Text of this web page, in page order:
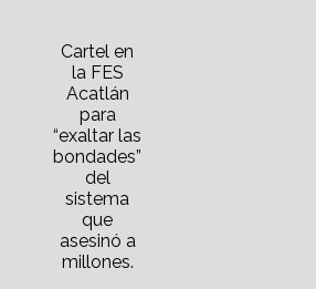
Cartel en
la FES
Acatlán
para
“exaltar las
bondades”
del
sistema
que
asesinó a
millones.